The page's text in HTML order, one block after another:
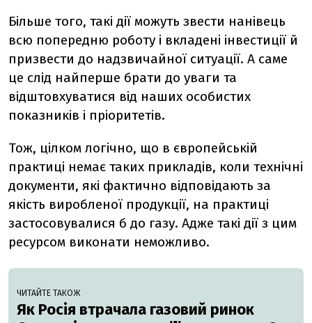
Більше того, такі дії можуть звести нанівець
всю попередню роботу і вкладені інвестиції й
призвести до надзвичайної ситуації. А саме
це слід найперше брати до уваги та
відштовхуватися від наших особистих
показників і пріоритетів.
Тож, цілком логічно, що в європейській
практиці немає таких прикладів, коли технічні
документи, які фактично відповідають за
якість виробленої продукції, на практиці
застосовувалися б до газу. Адже такі дії з цим
ресурсом виконати неможливо.
ЧИТАЙТЕ ТАКОЖ
Як Росія втрачала газовий ринок